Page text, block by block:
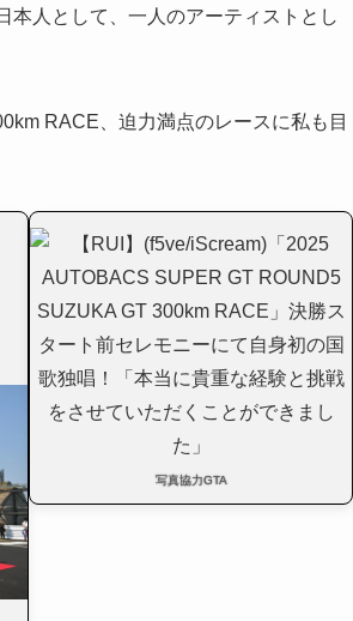
本人として、一人のアーティストとし
RACE、迫力満点のレースに私も目
写真協力GTA